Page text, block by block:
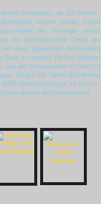
Gedanken, als ichHaunt -
extrem positiv sogar!
der Teenager etwas
ein bombastisches Debüt ab.
einer grandiosen Atmosphäre
zu ziehen! Perfekt getimte,
und die sehenswerte technische
sorgen für einen fesselnden
DER Überraschungen im Horror-
absolut empfehlenswert!